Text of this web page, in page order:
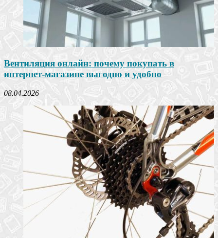
Вентиляция онлайн: почему покупать в
интернет-магазине выгодно и удобно
08.04.2026